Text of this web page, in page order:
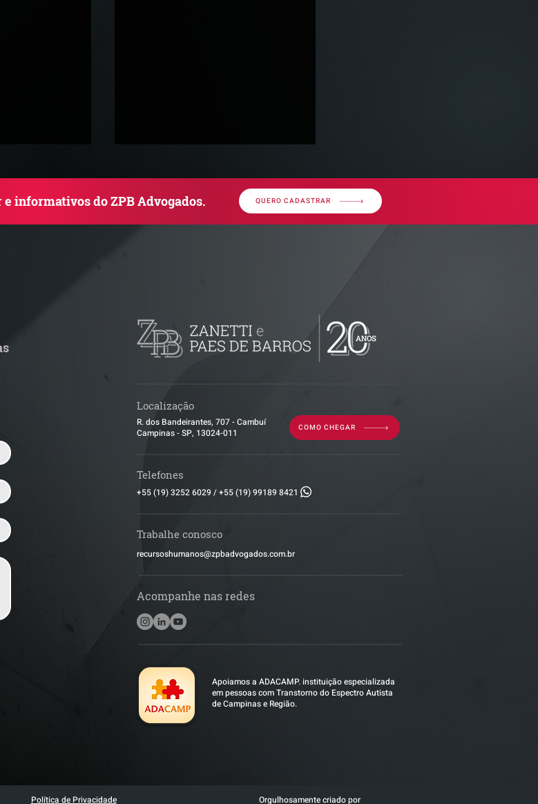
fiscais exige revisão
operacional pelas empresas
informativos do ZPB Advogados. QUERO CADASTRAR
Localização
R. dos Bandeirantes, 707 - Cambuí
Campinas - SP, 13024-011
COMO CHEGAR
Telefones
+55 (19) 3252 6029 /+55 (19) 99189 8421
Trabalhe conosco
​recursoshumanos@zpbadvogados.com.br
Acompanhe nas redes
Apoiamos a ADACAMP. instituição especializada
em pessoas com Transtorno do Espectro Autista
de Campinas e Região.
Política de Privacidade Orgulhosamente criado por